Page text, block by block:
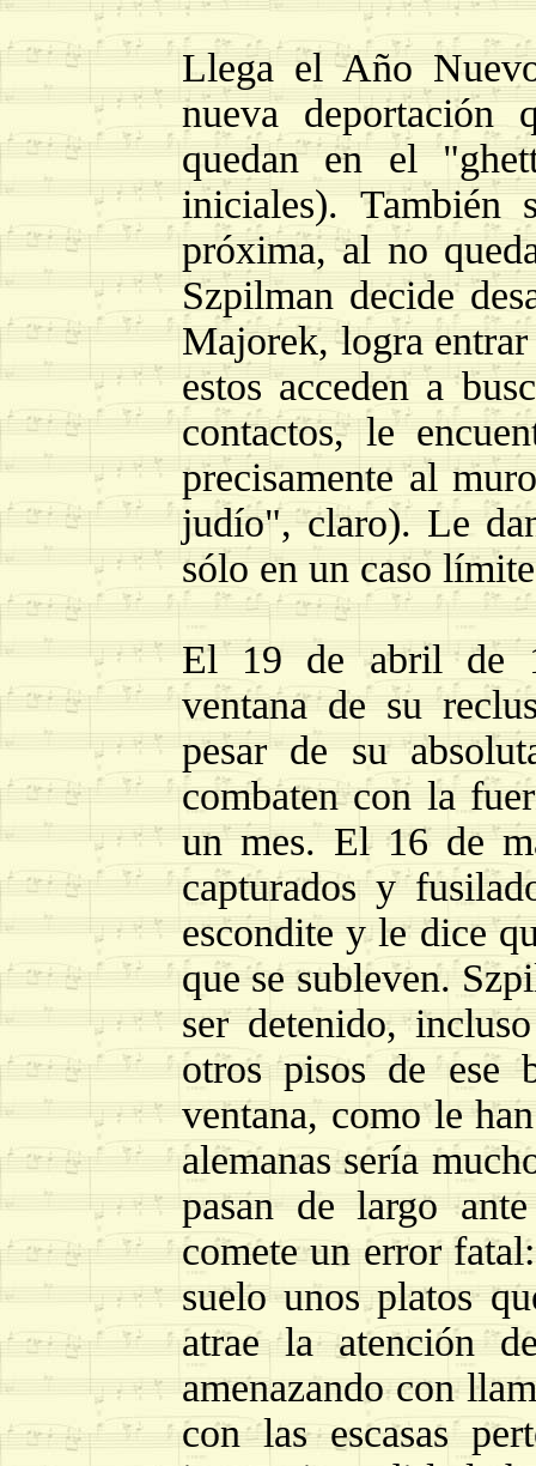
Llega el Año
nueva
quedan en el
iniciales). También
próxima, al no
Szpilman decide
Majorek, logra
estos acceden a
contactos, le
precisamente al
judío", claro). Le
sólo en un caso
El 19 de abril de
ventana de su
pesar de su
combaten con la
un mes. El 16 de
capturados y
escondite y le dice
que se subleven.
ser detenido,
otros pisos de ese
ventana, como le
alemanas sería
pasan de largo
comete un error
suelo unos platos
atrae la atención
amenazando con
con las escasas